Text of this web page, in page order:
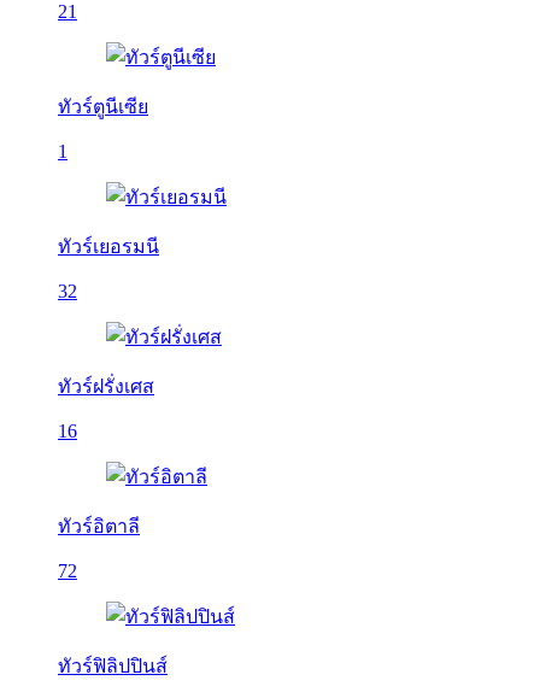
21
ทัวร์ตูนีเซีย
1
ทัวร์เยอรมนี
32
ทัวร์ฝรั่งเศส
16
ทัวร์อิตาลี
72
ทัวร์ฟิลิปปินส์